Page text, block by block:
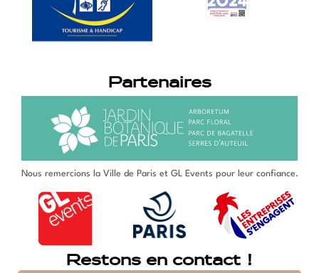
Partenaires
Nous remercions la Ville de Paris et GL Events pour leur confiance.
Restons en contact !